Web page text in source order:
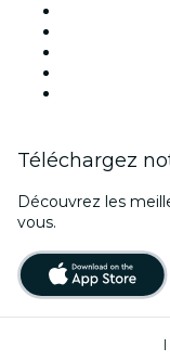
Téléchargez
Découvrez les
vous.
|